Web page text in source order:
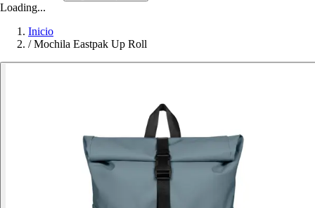
Loading...
Inicio
/ Mochila Eastpak Up Roll